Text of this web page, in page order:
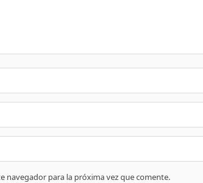
navegador para la próxima vez que comente.